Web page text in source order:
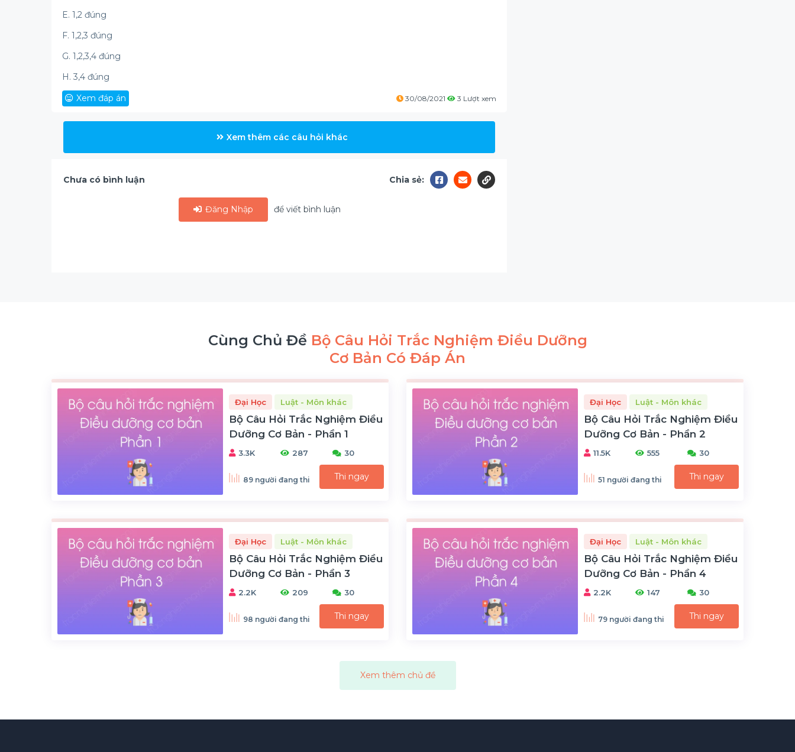
E. 1,2 đúng
F. 1,2,3 đúng
G. 1,2,3,4 đúng
H. 3,4 đúng
Xem đáp án
30/08/2021 3 Lượt xem
Xem thêm các câu hỏi khác
Chưa có bình luận Chia sẻ:
Đăng Nhập để viết bình luận
Cùng Chủ Đề Bộ Câu Hỏi Trắc Nghiệm Điều Dưỡng
Cơ Bản Có Đáp Án
Đại Học Luật - Môn khác
Bộ Câu Hỏi Trắc Nghiệm Điều
Dưỡng Cơ Bản - Phần 1
3.3K 287 30
89 người đang thi Thi ngay
Đại Học Luật - Môn khác
Bộ Câu Hỏi Trắc Nghiệm Điều
Dưỡng Cơ Bản - Phần 2
11.5K 555 30
51 người đang thi Thi ngay
Đại Học Luật - Môn khác
Bộ Câu Hỏi Trắc Nghiệm Điều
Dưỡng Cơ Bản - Phần 3
2.2K 209 30
98 người đang thi Thi ngay
Đại Học Luật - Môn khác
Bộ Câu Hỏi Trắc Nghiệm Điều
Dưỡng Cơ Bản - Phần 4
2.2K 147 30
79 người đang thi Thi ngay
Xem thêm chủ đề